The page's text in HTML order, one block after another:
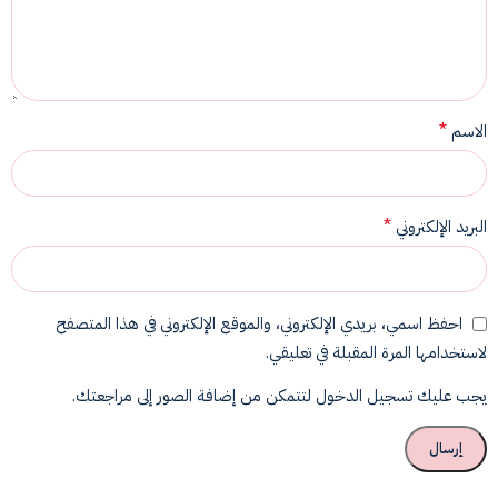
الاسم*
البريد الإلكتروني *
احفظ اسمي، بريدي الإلكتروني، والموقع الإلكتروني في هذا المتصفح
لاستخدامها المرة المقبلة في تعليقي.
يجب عليك تسجيل الدخول لتتمكن من إضافة الصور إلى مراجعتك.